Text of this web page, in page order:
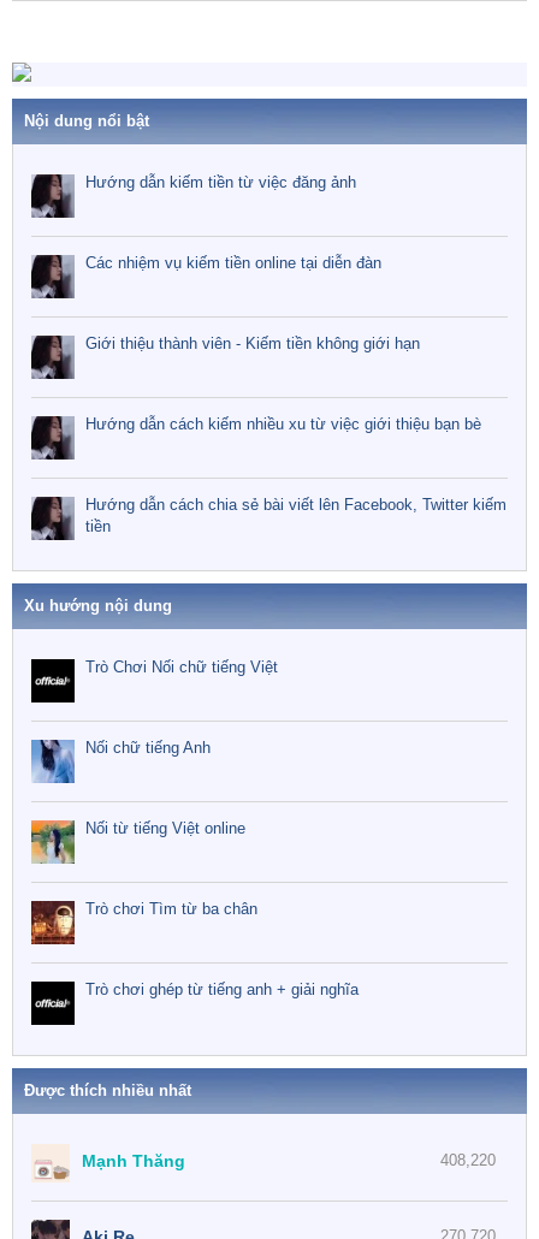
Nội dung nổi bật
Hướng dẫn kiếm tiền từ việc đăng ảnh
Các nhiệm vụ kiếm tiền online tại diễn đàn
Giới thiệu thành viên - Kiếm tiền không giới hạn
Hướng dẫn cách kiếm nhiều xu từ việc giới thiệu bạn bè
Hướng dẫn cách chia sẻ bài viết lên Facebook, Twitter kiếm
tiền
Xu hướng nội dung
Trò Chơi Nối chữ tiếng Việt
Nối chữ tiếng Anh
Nối từ tiếng Việt online
Trò chơi Tìm từ ba chân
Trò chơi ghép từ tiếng anh + giải nghĩa
Được thích nhiều nhất
408,220
Mạnh Thăng